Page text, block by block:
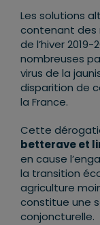
Les solutions
contenant des
de l’hiver
nombreuses
virus de la
disparition de
la France.
Cette
betterave et
en cause
la transition
agriculture
constitue une
conjoncturelle.